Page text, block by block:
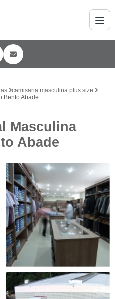
camisaria masculina plus size
Bento Abade
Masculina
Abade